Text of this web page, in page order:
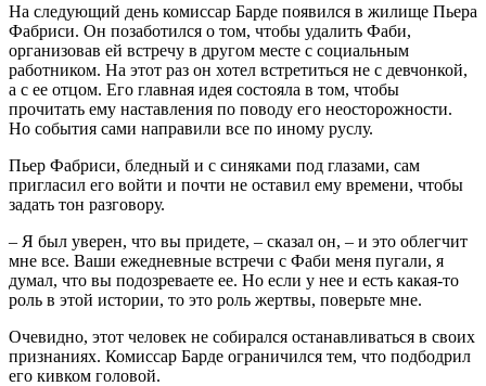
На следующий день комиссар Барде появился в жилище Пьера
Фабриси. Он позаботился о том, чтобы удалить Фаби,
организовав ей встречу в другом месте с социальным
работником. На этот раз он хотел встретиться не с девчонкой,
а с ее отцом. Его главная идея состояла в том, чтобы
прочитать ему наставления по поводу его неосторожности.
Но события сами направили все по иному руслу.
Пьер Фабриси, бледный и с синяками под глазами, сам
пригласил его войти и почти не оставил ему времени, чтобы
задать тон разговору.
– Я был уверен, что вы придете, – сказал он, – и это облегчит
мне все. Ваши ежедневные встречи с Фаби меня пугали, я
думал, что вы подозреваете ее. Но если у нее и есть какая-то
роль в этой истории, то это роль жертвы, поверьте мне.
Очевидно, этот человек не собирался останавливаться в своих
признаниях. Комиссар Барде ограничился тем, что подбодрил
его кивком головой.